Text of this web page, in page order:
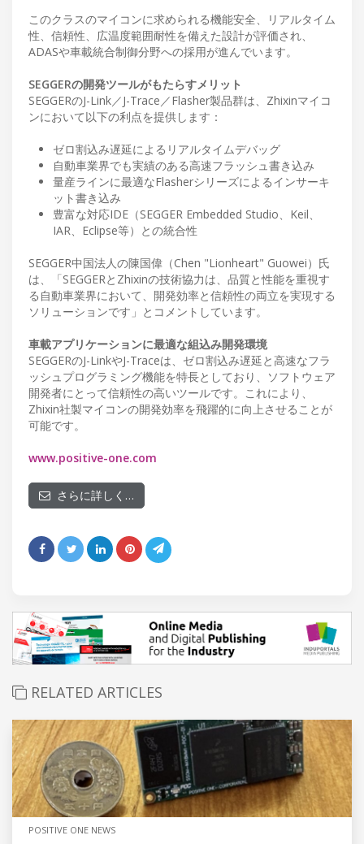
このクラスのマイコンに求められる機能安全、リアルタイム
性、信頼性、広温度範囲耐性を備えた設計が評価され、
ADASや車載統合制御分野への採用が進んでいます。
SEGGERの開発ツールがもたらすメリット
SEGGERのJ-Link／J-Trace／Flasher製品群は、Zhixinマイコ
ンにおいて以下の利点を提供します：
ゼロ割込み遅延によるリアルタイムデバッグ
自動車業界でも実績のある高速フラッシュ書き込み
量産ラインに最適なFlasherシリーズによるインサーキ
ット書き込み
豊富な対応IDE（SEGGER Embedded Studio、Keil、
IAR、Eclipse等）との統合性
SEGGER中国法人の陳国偉（Chen "Lionheart" Guowei）氏
は、「SEGGERとZhixinの技術協力は、品質と性能を重視す
る自動車業界において、開発効率と信頼性の両立を実現する
ソリューションです」とコメントしています。
車載アプリケーションに最適な組込み開発環境
SEGGERのJ-LinkやJ-Traceは、ゼロ割込み遅延と高速なフラ
ッシュプログラミング機能を特長としており、ソフトウェア
開発者にとって信頼性の高いツールです。これにより、
Zhixin社製マイコンの開発効率を飛躍的に向上させることが
可能です。
www.positive-one.com
さらに詳しく…
RELATED ARTICLES
POSITIVE ONE NEWS